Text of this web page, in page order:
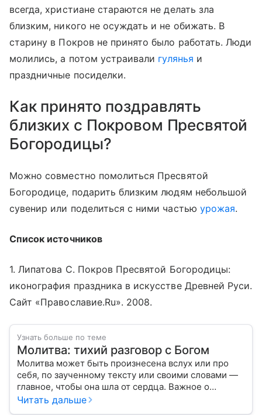
всегда, христиане стараются не делать зла
близким, никого не осуждать и не обижать. В
старину в Покров не принято было работать. Люди
молились, а потом устраивали гулянья и
праздничные посиделки.
Как принято поздравлять
близких с Покровом Пресвятой
Богородицы?
Можно совместно помолиться Пресвятой
Богородице, подарить близким людям небольшой
сувенир или поделиться с ними частью урожая.
Список источников
1. Липатова С. Покров Пресвятой Богородицы:
иконография праздника в искусстве Древней Руси.
Сайт «Православие.Ru». 2008.
Узнать больше по теме
Молитва: тихий разговор с Богом
Молитва может быть произнесена вслух или про
себя, по заученному тексту или своими словами —
главное, чтобы она шла от сердца. Важное о
значении молитв — в нашем материале.
Читать дальше